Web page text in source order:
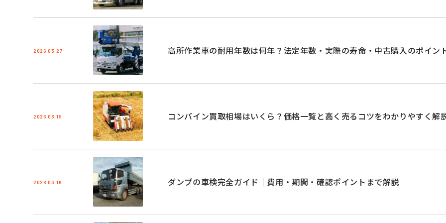
2026.03.27 高所作業車の耐用年数は何年？法定年数・実際の寿命・中古購入のポイン
2026.03.19 コンバイン買取相場はいくら？価格一覧と高く売るコツをわかりやすく解
2026.03.16 ダンプの車検完全ガイド｜費用・期間・確認ポイントまで解説